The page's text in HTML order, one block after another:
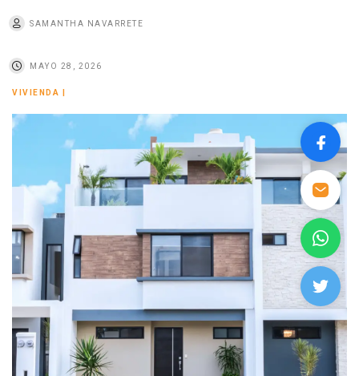
SAMANTHA NAVARRETE
MAYO 28, 2026
VIVIENDA